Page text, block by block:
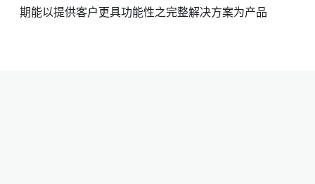
期能以提供客户更具功能性之完整解决方案为产品